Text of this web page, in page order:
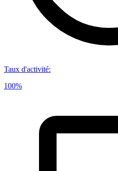
Taux d'activité:
100%